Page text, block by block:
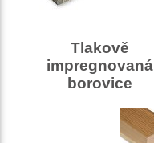
Tlakově
impregnovaná
borovice